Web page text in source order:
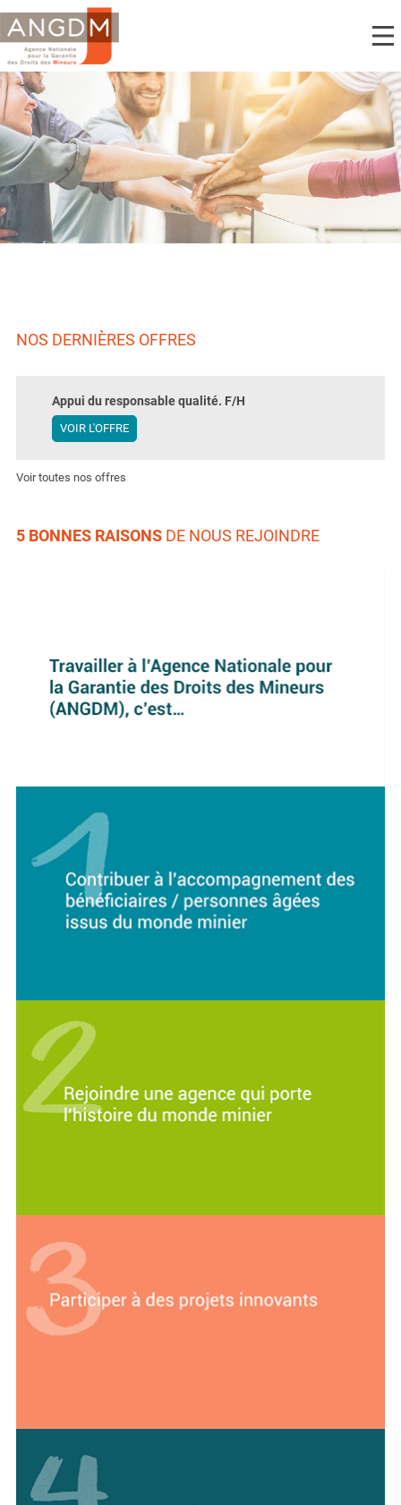
NOS DERNIÈRES OFFRES
Appui du responsable qualité. F/H
VOIR L'OFFRE
Voir toutes nos offres
5 BONNES RAISONSDE NOUS REJOINDRE